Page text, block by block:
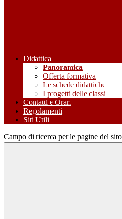
Didattica
Panoramica
Offerta formativa
Le schede didattiche
I progetti delle classi
Contatti e Orari
Regolamenti
Siti Utili
Campo di ricerca per le pagine del sito